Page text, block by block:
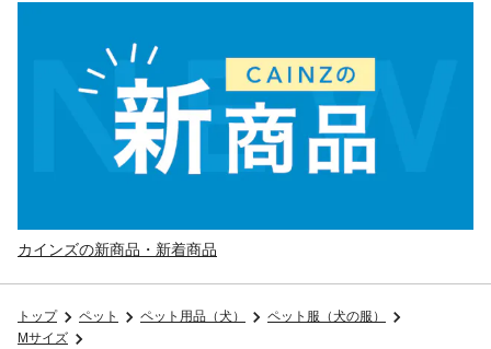
カインズの新商品・新着商品
トップ ペット ペット用品（犬）
ペット服（犬の服）
Mサイズ